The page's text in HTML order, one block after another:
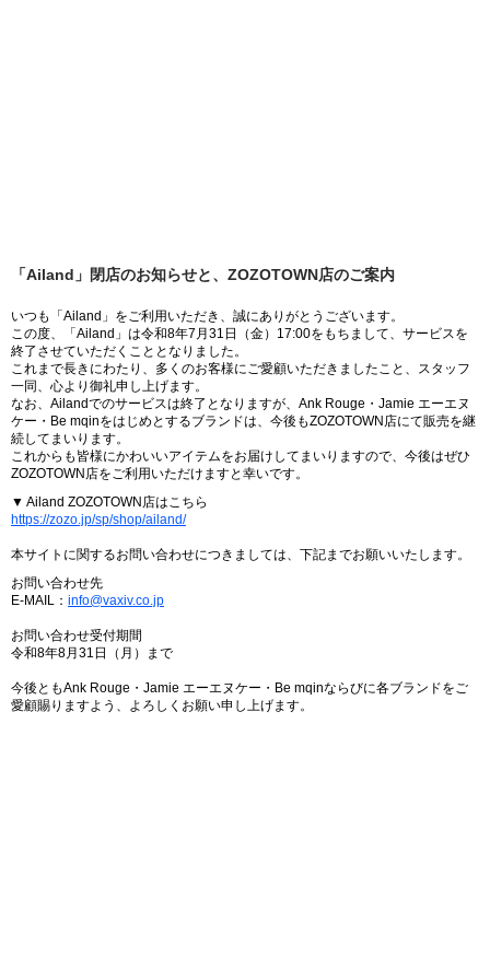
「Ailand」閉店のお知らせと、ZOZOTOWN店のご案内
いつも「Ailand」をご利用いただき、誠にありがとうございます。
この度、「Ailand」は令和8年7月31日（金）17:00をもちまして、サービスを
終了させていただくこととなりました。
これまで長きにわたり、多くのお客様にご愛顧いただきましたこと、スタッフ
一同、心より御礼申し上げます。
なお、Ailandでのサービスは終了となりますが、Ank Rouge・Jamie エーエヌ
ケー・Be mqinをはじめとするブランドは、今後もZOZOTOWN店にて販売を継
続してまいります。
これからも皆様にかわいいアイテムをお届けしてまいりますので、今後はぜひ
ZOZOTOWN店をご利用いただけますと幸いです。
▼ Ailand ZOZOTOWN店はこちら
https://zozo.jp/sp/shop/ailand/
本サイトに関するお問い合わせにつきましては、下記までお願いいたします。
お問い合わせ先
E-MAIL： info@vaxiv.co.jp
お問い合わせ受付期間
令和8年8月31日（月）まで
今後ともAnk Rouge・Jamie エーエヌケー・Be mqinならびに各ブランドをご
愛顧賜りますよう、よろしくお願い申し上げます。